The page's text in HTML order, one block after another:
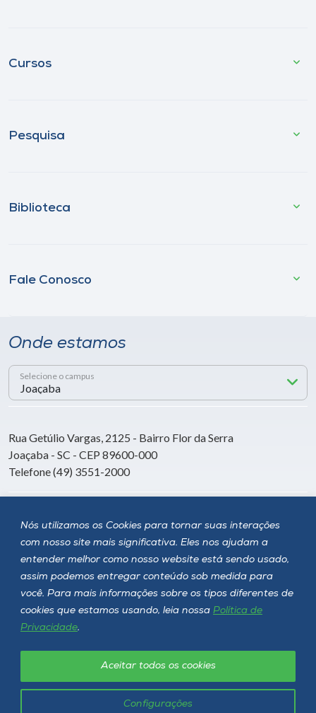
Nós utilizamos os Cookies para tornar suas interações
com nosso site mais significativa. Eles nos ajudam a
entender melhor como nosso website está sendo usado,
assim podemos entregar conteúdo sob medida para
você. Para mais informações sobre os tipos diferentes de
cookies que estamos usando, leia nossa Política de
Privacidade.
Configurações
Aceitar todos os cookies
Cursos
Pesquisa
Biblioteca
Fale Conosco
Onde estamos
Selecione o campus
Rua Getúlio Vargas, 2125 - Bairro Flor da Serra
Joaçaba - SC - CEP 89600-000
Telefone (49) 3551-2000
Siga a Unoesc
Unoesc © 2026 - Todos os direitos reservados
Política de privacidade LGPD